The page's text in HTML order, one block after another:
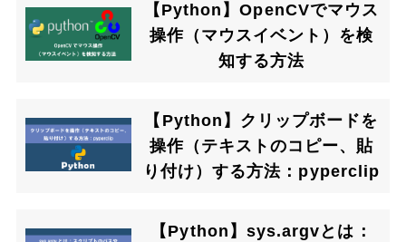
【Python】OpenCVでマウス
操作（マウスイベント）を検
知する方法
【Python】クリップボードを
操作（テキストのコピー、貼
り付け）する方法：pyperclip
【Python】sys.argvとは：